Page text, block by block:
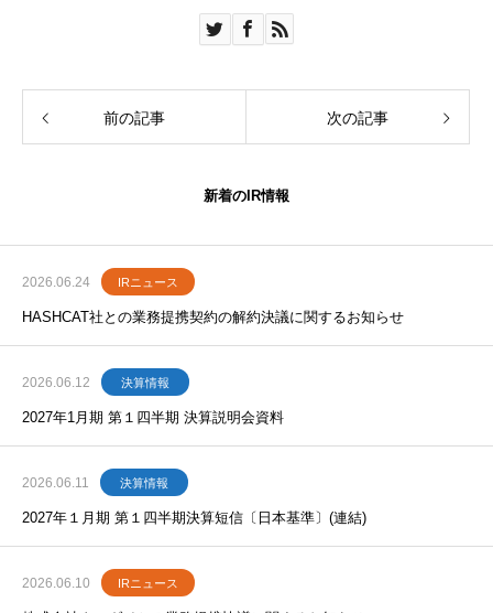
前の記事 次の記事
新着のIR情報
2026.06.24 IRニュース
HASHCAT社との業務提携契約の解約決議に関するお知らせ
2026.06.12 決算情報
2027年1月期 第１四半期 決算説明会資料
2026.06.11 決算情報
2027年１月期 第１四半期決算短信〔日本基準〕(連結)
2026.06.10 IRニュース